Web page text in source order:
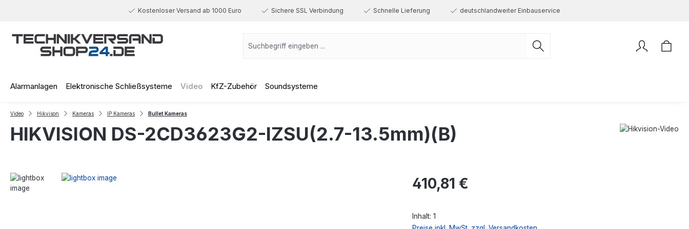
Kostenloser Versand ab 1000 Euro Sichere SSL Verbindung Schnelle Lieferung deutschlandweiter Einbauservice
Alarmanlagen Elektronische Schließsysteme Video KfZ-Zubehör Soundsysteme
Video Hikvison Kameras IP Kameras Bullet Kameras
HIKVISION DS-2CD3623G2-IZSU(2.7-13.5mm)(B)
Regulärer Preis:
410,81 €
Inhalt: 1